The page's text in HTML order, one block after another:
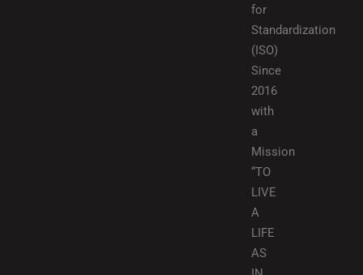
for
Standardization
(ISO)
Since
2016
with
a
Mission
“TO
LIVE
A
LIFE
AS